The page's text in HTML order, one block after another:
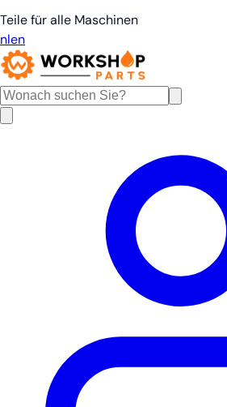
Teile für alle Maschinen
nlen